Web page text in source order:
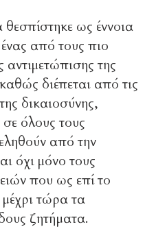
ως έννοια
ένας από τους πιο
της
διέπεται από τις
δικαιοσύνης,
σε όλους τους
από την
όχι μόνο τους
που ως επί το
τώρα τα
ζητήματα.